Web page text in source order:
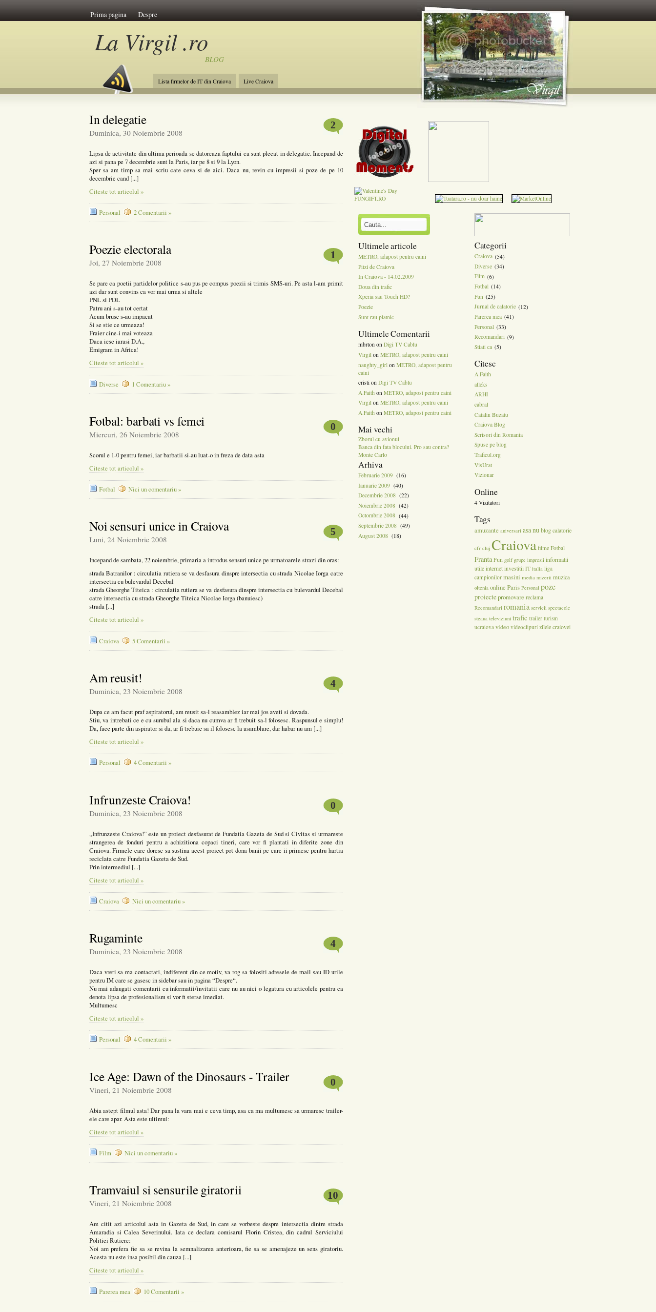
Prima pagina Despre
La Virgil .ro
BLOG
Lista firmelor de IT din Craiova Live Craiova
2
In delegatie
Duminica, 30 Noiembrie 2008
Lipsa de activitate din ultima perioada se datoreaza faptului ca sunt plecat in delegatie. Incepand de
azi si pana pe 7 decembrie sunt la Paris, iar pe 8 si 9 la Lyon.
Sper sa am timp sa mai scriu cate ceva si de aici. Daca nu, revin cu impresii si poze de pe 10
decembrie cand [...]
Citeste tot articolul »
Personal 2 Comentarii »
1
Poezie electorala
Joi, 27 Noiembrie 2008
Se pare ca poetii partidelor politice s-au pus pe compus poezii si trimis SMS-uri. Pe asta l-am primit
azi dar sunt convins ca vor mai urma si altele
PNL si PDL
Patru ani s-au tot certat
Acum brusc s-au impacat
Si se stie ce urmeaza!
Fraier cine-i mai voteaza
Daca iese iarasi D.A.,
Emigram in Africa!
Citeste tot articolul »
Diverse 1 Comentariu »
0
Fotbal: barbati vs femei
Miercuri, 26 Noiembrie 2008
Scorul e 1-0 pentru femei, iar barbatii si-au luat-o in freza de data asta
Citeste tot articolul »
Fotbal Nici un comentariu »
5
Noi sensuri unice in Craiova
Luni, 24 Noiembrie 2008
Incepand de sambata, 22 noiembrie, primaria a introdus sensuri unice pe urmatoarele strazi din oras:
strada Batranilor : circulatia rutiera se va desfasura dinspre intersectia cu strada Nicolae Iorga catre
intersectia cu bulevardul Decebal
strada Gheorghe Titeica : circulatia rutiera se va desfasura dinspre intersectia cu bulevardul Decebal
catre intersectia cu strada Gheorghe Titeica Nicolae Iorga (banuiesc)
strada [...]
Citeste tot articolul »
Craiova 5 Comentarii »
4
Am reusit!
Duminica, 23 Noiembrie 2008
Dupa ce am facut praf aspiratorul, am reusit sa-l reasamblez iar mai jos aveti si dovada.
Stiu, va intrebati ce e cu surubul ala si daca nu cumva ar fi trebuit sa-l folosesc. Raspunsul e simplu!
Da, face parte din aspirator si da, ar fi trebuie sa il folosesc la asamblare, dar habar nu am [...]
Citeste tot articolul »
Personal 4 Comentarii »
0
Infrunzeste Craiova!
Duminica, 23 Noiembrie 2008
„Infrunzeste Craiova!” este un proiect desfasurat de Fundatia Gazeta de Sud si Civitas si urmareste
strangerea de fonduri pentru a achizitiona copaci tineri, care vor fi plantati in diferite zone din
Craiova. Firmele care doresc sa sustina acest proiect pot dona banii pe care ii primesc pentru hartia
reciclata catre Fundatia Gazeta de Sud.
Prin intermediul [...]
Citeste tot articolul »
Craiova Nici un comentariu »
4
Rugaminte
Duminica, 23 Noiembrie 2008
Daca vreti sa ma contactati, indiferent din ce motiv, va rog sa folositi adresele de mail sau ID-urile
pentru IM care se gasesc in sidebar sau in pagina “Despre“.
Nu mai adaugati comentarii cu informatii/invitatii care nu au nici o legatura cu articolele pentru ca
denota lipsa de profesionalism si vor fi sterse imediat.
Multumesc
Citeste tot articolul »
Personal 4 Comentarii »
0
Ice Age: Dawn of the Dinosaurs - Trailer
Vineri, 21 Noiembrie 2008
Abia astept filmul asta! Dar pana la vara mai e ceva timp, asa ca ma multumesc sa urmaresc trailer-
ele care apar. Asta este ultimul:
Citeste tot articolul »
Film Nici un comentariu »
10
Tramvaiul si sensurile giratorii
Vineri, 21 Noiembrie 2008
Am citit azi articolul asta in Gazeta de Sud, in care se vorbeste despre intersectia dintre strada
Amaradia si Calea Severinului. Iata ce declara comisarul Florin Cristea, din cadrul Serviciului
Politiei Rutiere:
Noi am prefera fie sa se revina la semnalizarea anterioara, fie sa se amenajeze un sens giratoriu.
Acesta nu este insa posibil din cauza [...]
Citeste tot articolul »
Parerea mea 10 Comentarii »
Ultimele articole
METRO, adapost pentru caini
Pitzi de Craiova
In Craiova - 14.02.2009
Doua din trafic
Xperia sau Touch HD?
Poezie
Sunt rau platnic
Ultimele Comentarii
mbrton onDigi TV Cablu
Virgil onMETRO, adapost pentru caini
naughty_girl onMETRO, adapost pentru
caini
cristi onDigi TV Cablu
A.Faith onMETRO, adapost pentru caini
Virgil onMETRO, adapost pentru caini
A.Faith onMETRO, adapost pentru caini
Mai vechi
Zborul cu avionul
Banca din fata blocului. Pro sau contra?
Monte Carlo
Arhiva
Februarie 2009 (16)
Ianuarie 2009 (40)
Decembrie 2008 (22)
Noiembrie 2008 (42)
Octombrie 2008 (44)
Septembrie 2008 (49)
August 2008 (18)
Categorii
Craiova (54)
Diverse (34)
Film (6)
Fotbal (14)
Fun (25)
Jurnal de calatorie (12)
Parerea mea (41)
Personal (33)
Recomandari (9)
Stiati ca (5)
Citesc
A.Faith
alleks
ARHI
cabral
Catalin Buzatu
Craiova Blog
Scrisori din Romania
Spuse pe blog
Traficul.org
VisUrat
Vizionar
Online
4 Vizitatori
Tags
amuzante aniversari asa nu blog calatorie
cfr cluj Craiova filme Fotbal
Franta Fun golf grupe impresii informatii
utile internet investitii IT italia liga
campionilor masini media mizerii muzica
oltenia online Paris Personal poze
proiectepromovare reclama
Recomandari romania servicii spectacole
steaua televiziuni trafic trailer turism
ucraiova video videoclipuri zilele craiovei